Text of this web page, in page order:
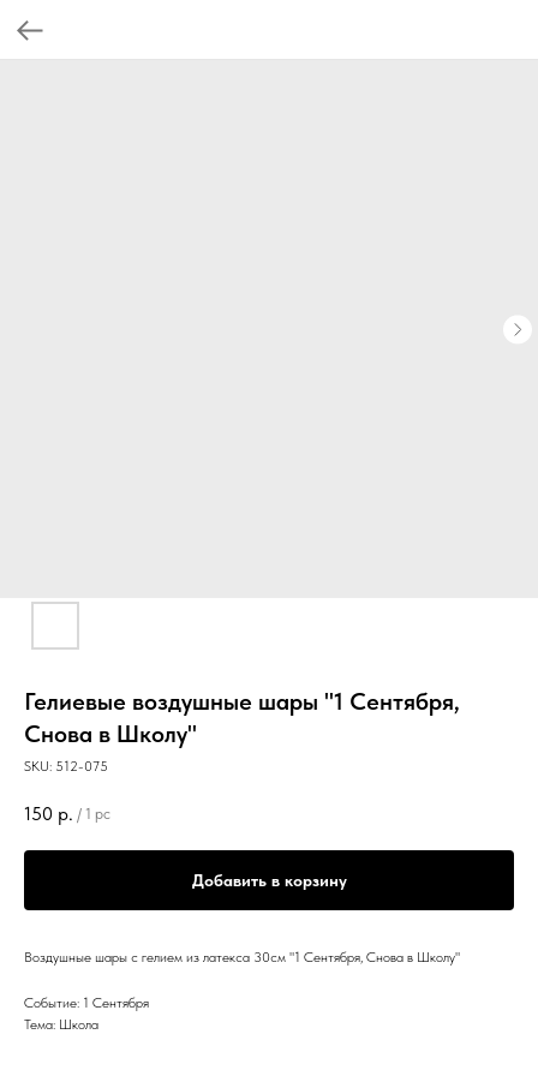
Гелиевые воздушные шары "1 Сентября,
Снова в Школу"
SKU: 512-075
150 р. / 1 pc
Добавить в корзину
Воздушные шары с гелием из латекса 30см "1 Сентября, Снова в Школу"
Событие: 1 Сентября
Тема: Школа